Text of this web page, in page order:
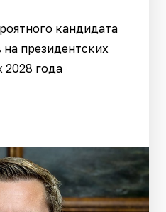
кандидата
президентских
2028 года